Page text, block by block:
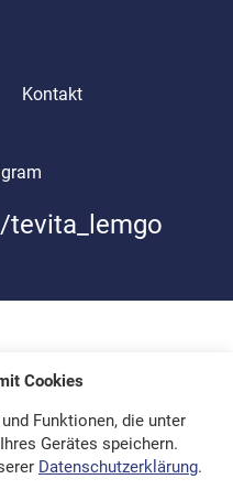
Kontakt
/tevita_lemgo
Cookies
Funktionen, die unter
Gerätes speichern.
Datenschutzerklärung.